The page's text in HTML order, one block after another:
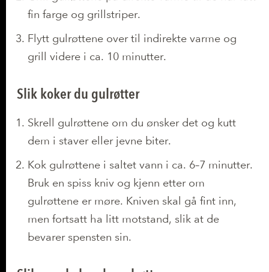
fin farge og grillstriper.
Flytt gulrøttene over til indirekte varme og
grill videre i ca. 10 minutter.
Slik koker du gulrøtter
Skrell gulrøttene om du ønsker det og kutt
dem i staver eller jevne biter.
Kok gulrøttene i saltet vann i ca. 6–7 minutter.
Bruk en spiss kniv og kjenn etter om
gulrøttene er møre. Kniven skal gå fint inn,
men fortsatt ha litt motstand, slik at de
bevarer spensten sin.